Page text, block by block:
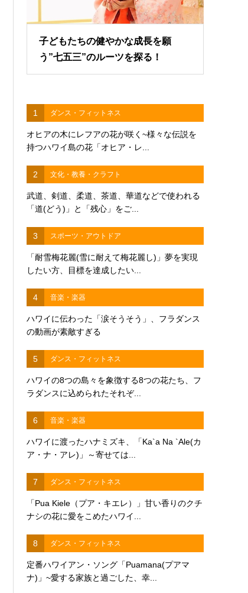
子どもたちの健やかな成長を願
う”七五三”のルーツを探る！
1 ダンス・フィットネス
オヒアの木にレフアの花が咲く~様々な伝説を
持つハワイ島の花「オヒア・レ...
2 文化・教養・クラフト
武道、剣道、柔道、茶道、華道などで使われる
「道(どう)」と「残心」をご...
3 スポーツ・アウトドア
「耐雪梅花麗(雪に耐えて梅花麗し)」夢を実現
したい方、目標を達成したい...
4 音楽・楽器
ハワイに伝わった「涙そうそう」、フラダンス
の動画が素敵すぎる
5 ダンス・フィットネス
ハワイの8つの島々を象徴する8つの花たち、フ
ラダンスに込められたそれぞ...
6 音楽・楽器
ハワイに渡ったハナミズキ、「Ka`a Na `Ale(カ
ア・ナ・アレ)」～寄せては...
7 ダンス・フィットネス
「Pua Kiele（プア・キエレ）」甘い香りのクチ
ナシの花に愛をこめたハワイ...
8 ダンス・フィットネス
定番ハワイアン・ソング「Puamana(プアマ
ナ)」~愛する家族と過ごした、幸...